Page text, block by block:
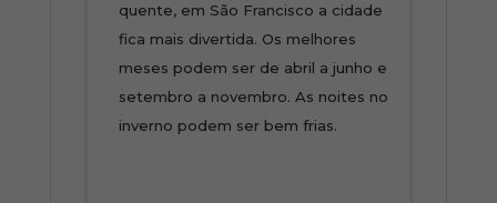
quente, em São Francisco a cidade
fica mais divertida. Os melhores
meses podem ser de abril a junho e
setembro a novembro. As noites no
inverno podem ser bem frias.